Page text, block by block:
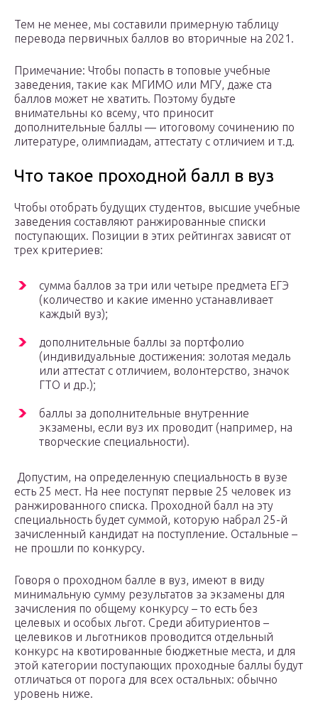
Тем не менее, мы составили примерную таблицу
перевода первичных баллов во вторичные на 2021.
Примечание: Чтобы попасть в топовые учебные
заведения, такие как МГИМО или МГУ, даже ста
баллов может не хватить. Поэтому будьте
внимательны ко всему, что приносит
дополнительные баллы — итоговому сочинению по
литературе, олимпиадам, аттестату с отличием и т.д.
Что такое проходной балл в вуз
Чтобы отобрать будущих студентов, высшие учебные
заведения составляют ранжированные списки
поступающих. Позиции в этих рейтингах зависят от
трех критериев:
сумма баллов за три или четыре предмета ЕГЭ
(количество и какие именно устанавливает
каждый вуз);
дополнительные баллы за портфолио
(индивидуальные достижения: золотая медаль
или аттестат с отличием, волонтерство, значок
ГТО и др.);
баллы за дополнительные внутренние
экзамены, если вуз их проводит (например, на
творческие специальности).
Допустим, на определенную специальность в вузе
есть 25 мест. На нее поступят первые 25 человек из
ранжированного списка. Проходной балл на эту
специальность будет суммой, которую набрал 25-й
зачисленный кандидат на поступление. Остальные –
не прошли по конкурсу.
Говоря о проходном балле в вуз, имеют в виду
минимальную сумму результатов за экзамены для
зачисления по общему конкурсу – то есть без
целевых и особых льгот. Среди абитуриентов –
целевиков и льготников проводится отдельный
конкурс на квотированные бюджетные места, и для
этой категории поступающих проходные баллы будут
отличаться от порога для всех остальных: обычно
уровень ниже.